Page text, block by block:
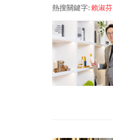
熱搜關鍵字:賴淑芬